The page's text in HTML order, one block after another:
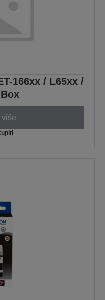
166xx / L65xx /